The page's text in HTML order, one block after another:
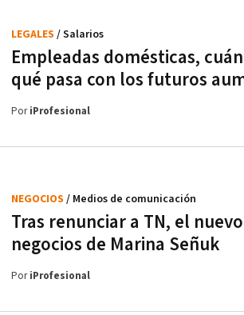
Empleadas domésticas,
qué pasa con los futuros
LEGALES / Salarios
PoriProfesional
Tras renunciar a TN, el
negocios de Marina Señuk
NEGOCIOS / Medios de comunicación
PoriProfesional